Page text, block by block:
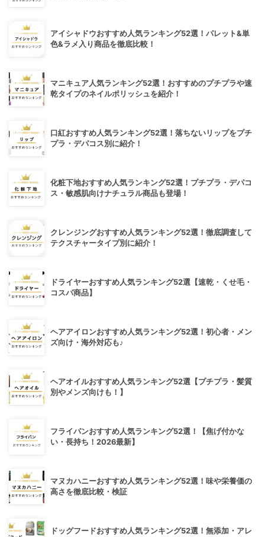
アイシャドウおすすめ人気ランキング52選！パレット&単
色&ラメ入り商品を徹底比較！
マニキュア人気ランキング52選！おすすめのプチプラや速
乾タイプのネイルポリッシュを紹介！
口紅おすすめ人気ランキング52選！落ちないリップをプチ
プラ・デパコス別に紹介！
化粧下地おすすめ人気ランキング52選！プチプラ・デパコ
ス・敏感肌向けナチュラル商品も登場！
クレンジングおすすめ人気ランキング52選！徹底調査して
テクスチャータイプ別に紹介！
ドライヤーおすすめ人気ランキング52選【速乾・くせ毛・
コスパ商品】
ヘアアイロンおすすめ人気ランキング52選！初心者・メン
ズ向け・海外対応も♪
ヘアオイルおすすめ人気ランキング52選【プチプラ・髪質
別やメンズ向けも！】
フライパンおすすめ人気ランキング52選！【焦げ付かな
い・長持ち！2026最新】
マヌカハニーおすすめ人気ランキング52選！味や栄養価の
高さを徹底比較・検証
ドッグフードおすすめ人気ランキング52選！無添加・アレ